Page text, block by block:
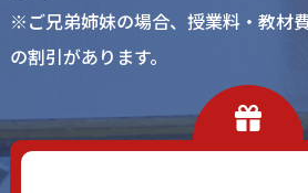
※ご兄弟姉妹の場合、授業料‧教材
の割引があります。